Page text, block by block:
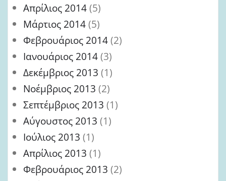
Απρίλιος 2014(5)
Μάρτιος 2014(5)
Φεβρουάριος 2014(2)
Ιανουάριος 2014(3)
Δεκέμβριος 2013 (1)
Νοέμβριος 2013 (2)
Σεπτέμβριος 2013 (1)
Αύγουστος 2013 (1)
Ιούλιος 2013 (1)
Απρίλιος 2013 (1)
Φεβρουάριος 2013 (2)